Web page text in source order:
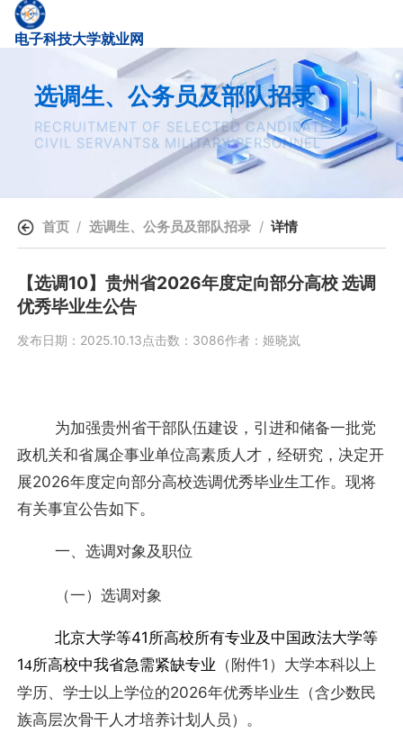
电子科技大学就业网
选调生、公务员及部队招录
RECRUITMENT OF SELECTED CANDIDATES,
CIVIL SERVANTS& MILITARY PERSONNEL
首页 选调生、公务员及部队招录 详情
【选调10】贵州省2026年度定向部分高校 选调
优秀毕业生公告
发布日期：2025.10.13点击数：3086作者：姬晓岚
为加强贵州省干部队伍建设，引进和储备一批党
政机关和省属企事业单位高素质人才，经研究，决定开
展2026年度定向部分高校选调优秀毕业生工作。现将
有关事宜公告如下。
一、选调对象及职位
（一）选调对象
北京大学等41所高校所有专业及中国政法大学等
14所高校中我省急需紧缺专业 （附件1）大学本科以上
学历、学士以上学位的2026年优秀毕业生（含少数民
族高层次骨干人才培养计划人员）。